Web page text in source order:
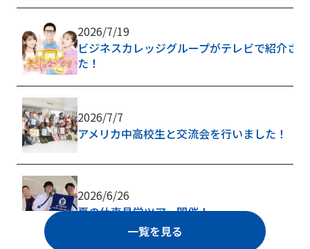
2026/7/19
ビジネスカレッジグループがテレビで紹介さ
た！
2026/7/7
アメリカ中高校生と交流会を行いました！
2026/6/26
夏の仕事見学ツアー開催！
一覧を見る